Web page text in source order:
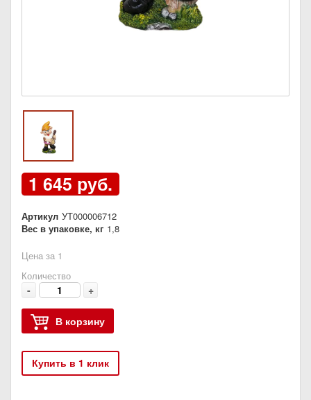
1 645 руб.
Артикул УТ000006712
Вес в упаковке, кг 1,8
Цена за 1
Количество
- +
В корзину
Купить в 1 клик